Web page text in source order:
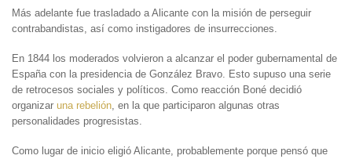
Más adelante fue trasladado a Alicante con la misión de perseguir
contrabandistas, así como instigadores de insurrecciones.
En 1844 los moderados volvieron a alcanzar el poder gubernamental de
España con la presidencia de González Bravo. Esto supuso una serie
de retrocesos sociales y políticos. Como reacción Boné decidió
organizar una rebelión , en la que participaron algunas otras
personalidades progresistas.
Como lugar de inicio eligió Alicante, probablemente porque pensó que